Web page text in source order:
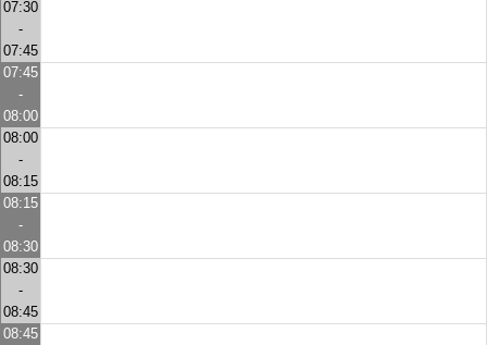
07:30
-
07:45
07:45
-
08:00
08:00
-
08:15
08:15
-
08:30
08:30
-
08:45
08:45